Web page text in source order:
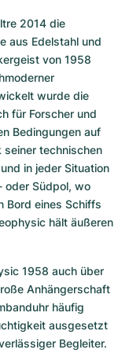
2014 die
aus Edelstahl und
von 1958
wurde die
für Forscher und
Bedingungen auf
seiner technischen
in jeder Situation
oder Südpol, wo
Bord eines Schiffs
hält äußeren
1958 auch über
Anhängerschaft
häufig
ausgesetzt
Begleiter.